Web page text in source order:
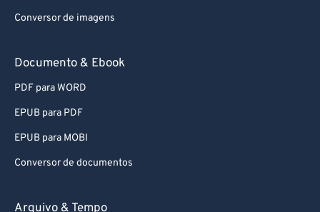
Conversor de imagens
Documento & Ebook
PDF para WORD
EPUB para PDF
EPUB para MOBI
Conversor de documentos
Arquivo & Tempo